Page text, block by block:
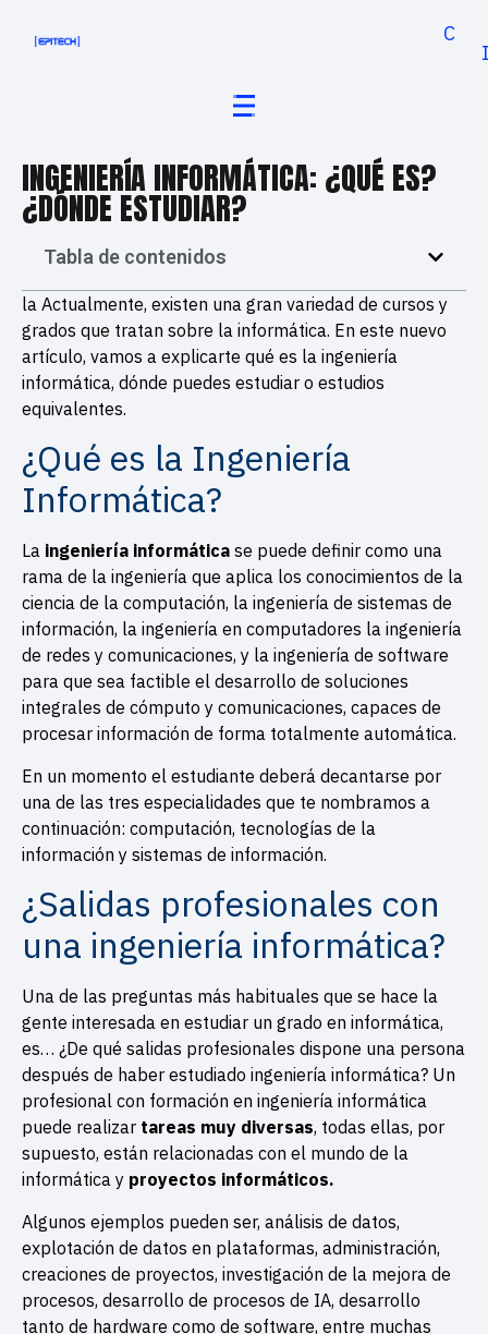
INGENIERÍA INFORMÁTICA: ¿QUÉ ES?
¿DÓNDE ESTUDIAR?
Tabla de contenidos
la Actualmente, existen una gran variedad de cursos y
grados que tratan sobre la informática. En este nuevo
artículo, vamos a explicarte qué es la ingeniería
informática, dónde puedes estudiar o estudios
equivalentes.
¿Qué es la Ingeniería
Informática?
La ingeniería informática se puede definir como una
rama de la ingeniería que aplica los conocimientos de la
ciencia de la computación, la ingeniería de sistemas de
información, la ingeniería en computadores la ingeniería
de redes y comunicaciones, y la ingeniería de software
para que sea factible el desarrollo de soluciones
integrales de cómputo y comunicaciones, capaces de
procesar información de forma totalmente automática.
En un momento el estudiante deberá decantarse por
una de las tres especialidades que te nombramos a
continuación: computación, tecnologías de la
información y sistemas de información.
¿Salidas profesionales con
una ingeniería informática?
Una de las preguntas más habituales que se hace la
gente interesada en estudiar un grado en informática,
es… ¿De qué salidas profesionales dispone una persona
después de haber estudiado ingeniería informática? Un
profesional con formación en ingeniería informática
puede realizar tareas muy diversas, todas ellas, por
supuesto, están relacionadas con el mundo de la
informática y proyectos informáticos.
Algunos ejemplos pueden ser, análisis de datos,
explotación de datos en plataformas, administración,
creaciones de proyectos, investigación de la mejora de
procesos, desarrollo de procesos de IA, desarrollo
tanto de hardware como de software, entre muchas